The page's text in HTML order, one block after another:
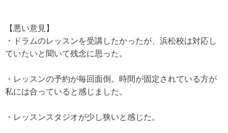
【悪い意見】
・ドラムのレッスンを受講したかったが、浜松校は対応し
ていたいと聞いて残念に思った。
・レッスンの予約が毎回面倒。時間が固定されている方が
私には合っていると感じました。
・レッスンスタジオが少し狭いと感じた。